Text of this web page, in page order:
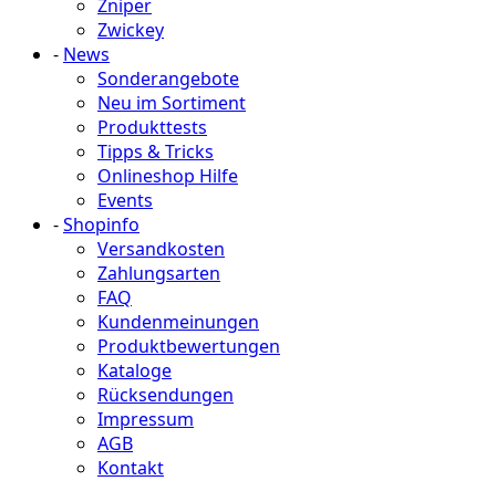
Zniper
Zwickey
- News
Sonderangebote
Neu im Sortiment
Produkttests
Tipps & Tricks
Onlineshop Hilfe
Events
-Shopinfo
Versandkosten
Zahlungsarten
FAQ
Kundenmeinungen
Produktbewertungen
Kataloge
Rücksendungen
Impressum
AGB
Kontakt